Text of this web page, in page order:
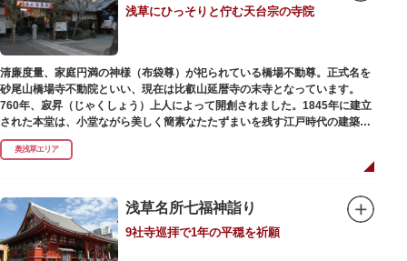
浅草にひっそりと佇む天台宗の寺院
清廉度量、家庭円満の神様（布袋尊）が祀られている橋場不動尊。正式名を
砂尾山橋場寺不動院といい、現在は比叡山延暦寺の末寺となっています。
760年、寂昇（じゃくしょう）上人によって開創されました。1845年に建立
された本堂は、小堂ながら美しく簡素なたたずまいを残す江戸時代の建築様
式です。明治の大火、関東大震災、第二次大戦の戦災でも周辺を災禍から守
ったことから「火伏せの不動尊」とも呼ばれています。
の昔、すぐ近くを流れる隅田川を往来して参拝する人の目印となったのがこ
の銀杏で、今なおそのパワーを授かりに来る人も多いそうです。
また、江戸時代から伝わる布袋尊像が祀られています。その姿は肩に袋がな
くお腹が袋代わりの形をしている珍しいもので、古くから庶民に尊信されて
奥浅草エリア
浅草名所七福神詣り
9社寺巡拝で1年の平穏を祈願